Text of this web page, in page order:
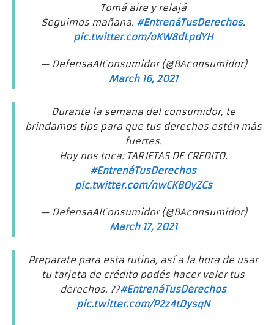
Tomá aire y relajá
Seguimos mañana. #EntrenáTusDerechos.
pic.twitter.com/oKW8dLpdYH
— DefensaAlConsumidor (@BAconsumidor)
March 16, 2021
Durante la semana del consumidor, te
brindamos tips para que tus derechos estén más
fuertes.
Hoy nos toca: TARJETAS DE CREDITO.
#EntrenáTusDerechos
pic.twitter.com/nwCKBOyZCs
— DefensaAlConsumidor (@BAconsumidor)
March 17, 2021
Preparate para esta rutina, así a la hora de usar
tu tarjeta de crédito podés hacer valer tus
derechos. ??#EntrenáTusDerechos
pic.twitter.com/P2z4tDysqN